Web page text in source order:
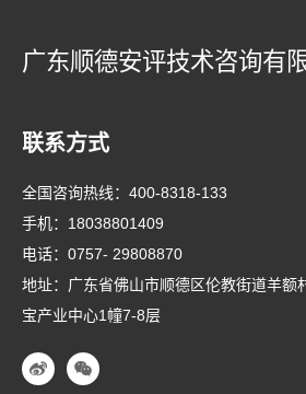
广东顺德安评技术咨询有
联系方式
全国咨询热线： 400-8318-133
手机： 18038801409
电话： 0757- 29808870
地址：广东省佛山市顺德区伦教街道羊额
宝产业中心1幢7-8层